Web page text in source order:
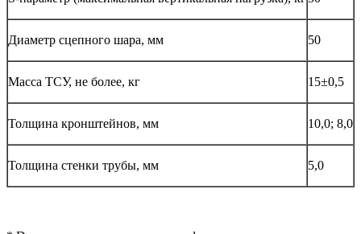
Диаметр сцепного шара, мм 50
Масса ТСУ, не более, кг 15±0,5
Толщина кронштейнов, мм 10,0; 8,0
Толщина стенки трубы, мм 5,0